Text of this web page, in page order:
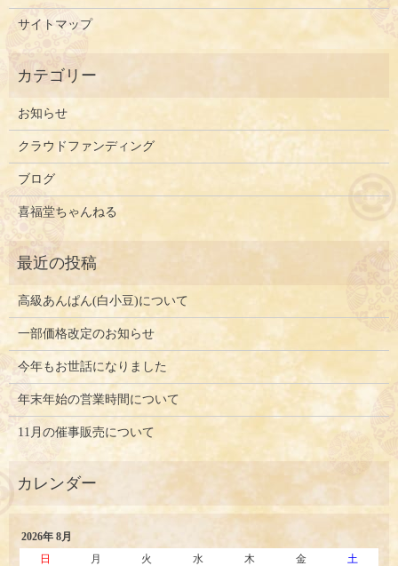
サイトマップ
お知らせ
クラウドファンディング
ブログ
喜福堂ちゃんねる
高級あんぱん(白小豆)について
一部価格改定のお知らせ
今年もお世話になりました
年末年始の営業時間について
11月の催事販売について
2026年 8月
日
月 火 水 木 金
土